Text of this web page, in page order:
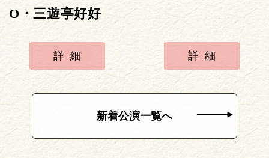
O・三遊亭好好
詳細 詳細
新着公演一覧へ